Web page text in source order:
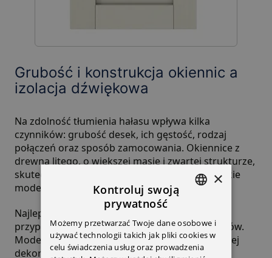
Grubość i konstrukcja okiennic a
izolacja dźwiękowa
Na zdolność tłumienia hałasu wpływa kilka
czynników: grubość desek, ich gęstość, rodzaj
połączeń oraz sposób zamocowania. Okiennice z
drewna litego, o większej masie i zwartej strukturze,
skuteczniej pochłaniają dźwięki niż cienkie, lekkie
modele.
Najlepsze efekty akustyczne uzyskuje się w
przypadku okiennic pełnych, czyli bez prześwitów.
Modele lamelowe lub ażurowe, mimo że bardziej
dekoracyjne, pozwalają na przenikanie części
GERMAN
ENGLISH
×
Kontroluj swoją
prywatność
Możemy przetwarzać Twoje dane osobowe i
używać technologii takich jak pliki cookies w
celu świadczenia usług oraz prowadzenia